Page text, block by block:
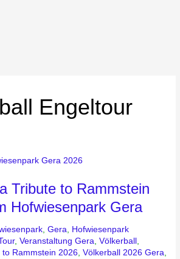
Engeltour
Tribute to Rammstein
Hofwiesenpark Gera
,Gera, Hofwiesenpark
,Veranstaltung Gera,Völkerball ,
Rammstein 2026,Völkerball 2026 Gera,